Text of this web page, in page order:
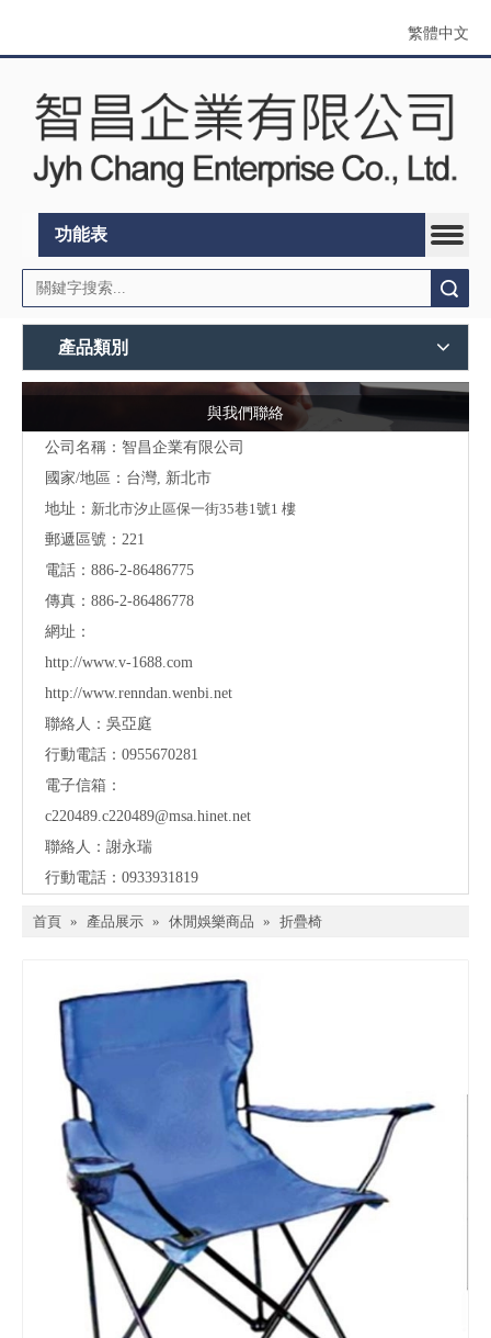
繁體中文
功能表
產品類別
與我們聯絡
公司名稱：智昌企業有限公司
國家/地區：台灣, 新北市
地址： 新北市汐止區保一街35巷1號1 樓
郵遞區號：221
電話：886-2-86486775
傳真：886-2-86486778
網址：
http://www.v-1688.com
http://www.renndan.wenbi.net
聯絡人：吳亞庭
行動電話：0955670281
電子信箱：
c220489.c220489@msa.hinet.net
聯絡人：謝永瑞
行動電話：0933931819
首頁 » 產品展示 » 休閒娛樂商品 » 折疊椅